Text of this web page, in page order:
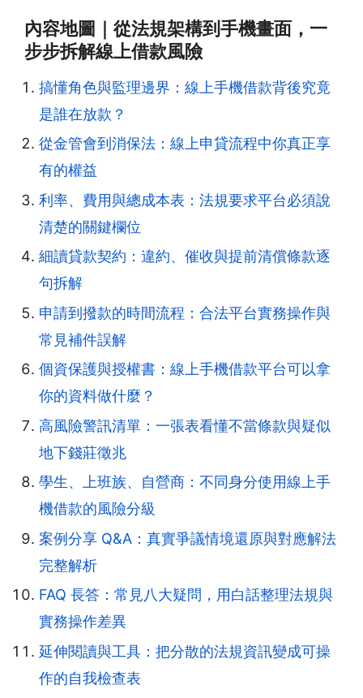
內容地圖｜從法規架構到手機畫面，一
步步拆解線上借款風險
搞懂角色與監理邊界：線上手機借款背後究竟
是誰在放款？
從金管會到消保法：線上申貸流程中你真正享
有的權益
利率、費用與總成本表：法規要求平台必須說
清楚的關鍵欄位
細讀貸款契約：違約、催收與提前清償條款逐
句拆解
申請到撥款的時間流程：合法平台實務操作與
常見補件誤解
個資保護與授權書：線上手機借款平台可以拿
你的資料做什麼？
高風險警訊清單：一張表看懂不當條款與疑似
地下錢莊徵兆
學生、上班族、自營商：不同身分使用線上手
機借款的風險分級
案例分享 Q&A：真實爭議情境還原與對應解法
完整解析
FAQ 長答：常見八大疑問，用白話整理法規與
實務操作差異
延伸閱讀與工具：把分散的法規資訊變成可操
作的自我檢查表